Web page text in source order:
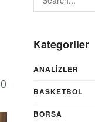
0
Kategoriler
ANALIZLER
BASKETBOL
BORSA